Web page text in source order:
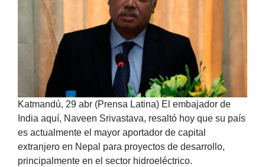
Katmandú, 29 abr (Prensa Latina) El embajador de
India aquí, Naveen Srivastava, resaltó hoy que su país
es actualmente el mayor aportador de capital
extranjero en Nepal para proyectos de desarrollo,
principalmente en el sector hidroeléctrico.